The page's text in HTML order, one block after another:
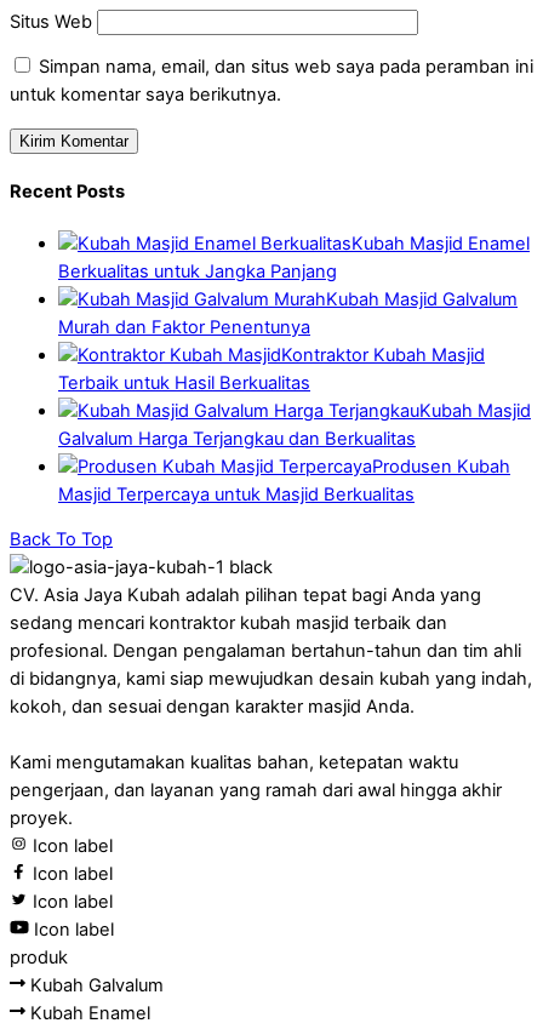
Situs Web
Simpan nama, email, dan situs web saya pada peramban ini
untuk komentar saya berikutnya.
Recent Posts
Kubah Masjid Enamel
Berkualitas untuk Jangka Panjang
Kubah Masjid Galvalum
Murah dan Faktor Penentunya
Kontraktor Kubah Masjid
Terbaik untuk Hasil Berkualitas
Kubah Masjid
Galvalum Harga Terjangkau dan Berkualitas
Produsen Kubah
Masjid Terpercaya untuk Masjid Berkualitas
Back To Top
CV. Asia Jaya Kubah adalah pilihan tepat bagi Anda yang
sedang mencari kontraktor kubah masjid terbaik dan
profesional. Dengan pengalaman bertahun-tahun dan tim ahli
di bidangnya, kami siap mewujudkan desain kubah yang indah,
kokoh, dan sesuai dengan karakter masjid Anda.
Kami mengutamakan kualitas bahan, ketepatan waktu
pengerjaan, dan layanan yang ramah dari awal hingga akhir
proyek.
Icon label
Icon label
Icon label
Icon label
produk
Kubah Galvalum
Kubah Enamel